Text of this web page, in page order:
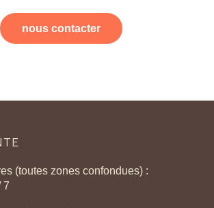
nous contacter
(toutes zones confondues) :
7